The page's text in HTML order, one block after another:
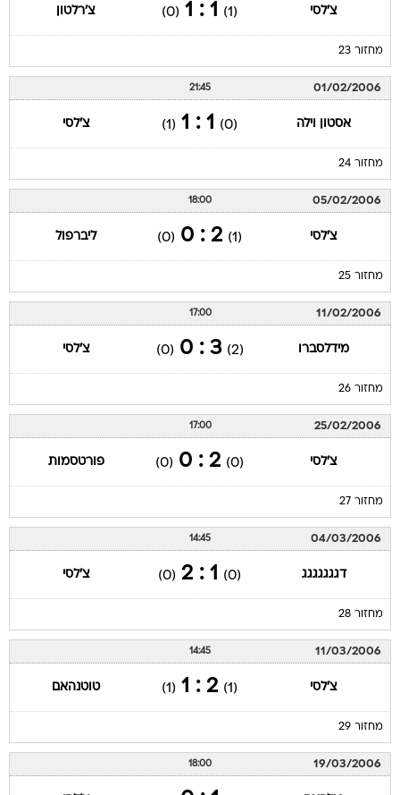
צ'לסי (1)
1 : 1
(0) צ'רלטון
מחזור 23
01/02/2006
21:45
אסטון וילה (0)
1 : 1
(1) צ'לסי
מחזור 24
05/02/2006
18:00
צ'לסי (1)
2 : 0
(0) ליברפול
מחזור 25
11/02/2006
17:00
מידלסברו (2)
3 : 0
(0) צ'לסי
מחזור 26
25/02/2006
17:00
צ'לסי (0)
2 : 0
(0) פורטסמות
מחזור 27
04/03/2006
14:45
דגגגגגגג (0)
1 : 2
(0) צ'לסי
מחזור 28
11/03/2006
14:45
צ'לסי (1)
2 : 1
(1) טוטנהאם
מחזור 29
19/03/2006
18:00